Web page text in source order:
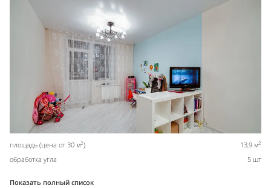
площадь (цена от 30 м2) 13,9 м2
обработка угла 5 шт
Показать полный список